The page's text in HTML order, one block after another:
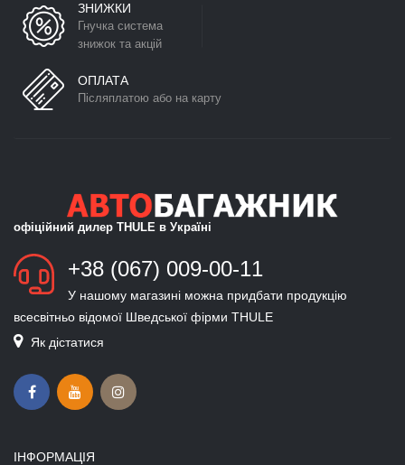
ЗНИЖКИ
Гнучка система
знижок та акцій
ОПЛАТА
Післяплатою або на карту
офіційний дилер THULE в Україні
+38 (067) 009-00-11
У нашому магазині можна придбати продукцію
всесвітньо відомої Шведської фірми THULE
Як дістатися
ІНФОРМАЦІЯ